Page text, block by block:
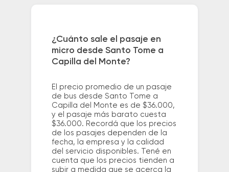
¿Cuánto sale el pasaje en
micro desde Santo Tome a
Capilla del Monte?
El precio promedio de un pasaje
de bus desde Santo Tome a
Capilla del Monte es de $36.000,
y el pasaje más barato cuesta
$36.000. Recordá que los precios
de los pasajes dependen de la
fecha, la empresa y la calidad
del servicio disponibles. Tené en
cuenta que los precios tienden a
subir a medida que se acerca la